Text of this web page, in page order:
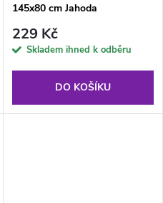
145x80 cm Jahoda
229 Kč
Skladem ihned k odběru
DO KOŠÍKU